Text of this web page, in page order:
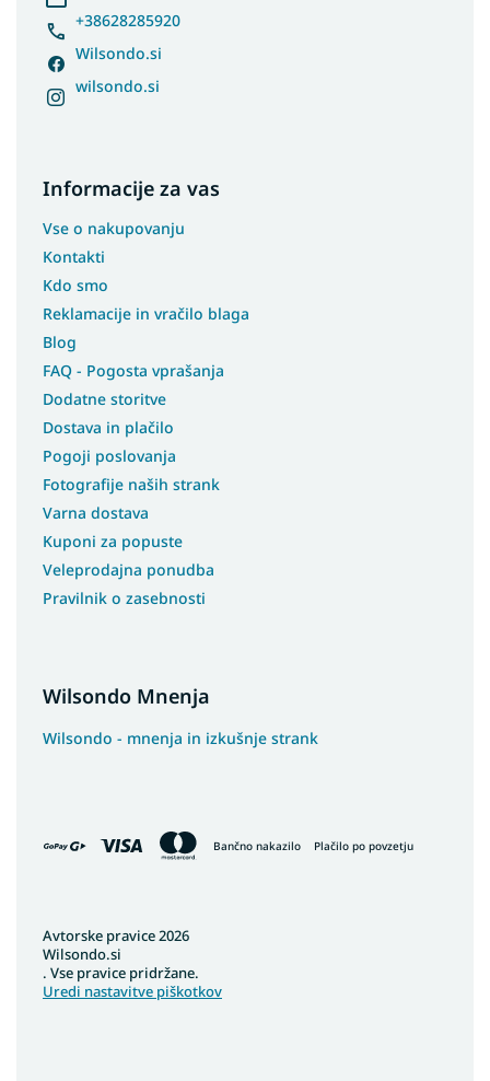
+38628285920
Wilsondo.si
wilsondo.si
Informacije za vas
Vse o nakupovanju
Kontakti
Kdo smo
Reklamacije in vračilo blaga
Blog
FAQ - Pogosta vprašanja
Dodatne storitve
Dostava in plačilo
Pogoji poslovanja
Fotografije naših strank
Varna dostava
Kuponi za popuste
Veleprodajna ponudba
Pravilnik o zasebnosti
Wilsondo Mnenja
Wilsondo - mnenja in izkušnje strank
Bančno nakazilo Plačilo po povzetju
Avtorske pravice 2026
Wilsondo.si
. Vse pravice pridržane.
Uredi nastavitve piškotkov